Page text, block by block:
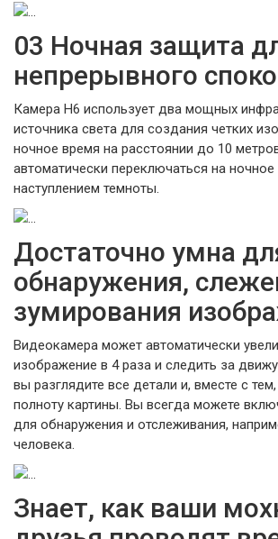
03 Ночная защита
непрерывного
Камера H6 использует два мощных
источника света для создания четких
ночное время на расстоянии до 10
автоматически переключаться на
наступлением темноты.
Достаточно умна
обнаружения,
зумирования
Видеокамера может автоматически
изображение в 4 раза и следить за
вы разглядите все детали и, вместе с тем,
полноту картины. Вы всегда можете
для обнаружения и отслеживания,
человека.
Знает, как ваши